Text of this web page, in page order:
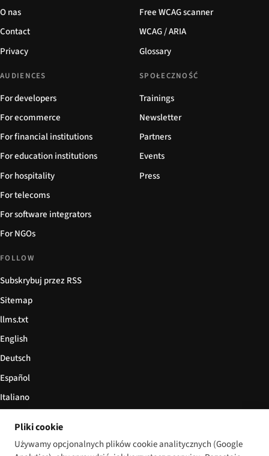
O nas
Contact
Privacy
Free WCAG scanner
WCAG / ARIA
Glossary
AUDIENCES
For developers
For ecommerce
For financial institutions
For education institutions
For hospitality
For telecoms
For software integrators
For NGOs
SPOŁECZNOŚĆ
Trainings
Newsletter
Partners
Events
Press
FOLLOW
Subskrybuj przez RSS
Sitemap
llms.txt
English
Deutsch
Español
Italiano
Pliki cookie
Używamy opcjonalnych plików cookie analitycznych (Google